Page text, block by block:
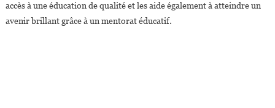
accès à une éducation de qualité et les aide également à atteindre un
avenir brillant grâce à un mentorat éducatif.